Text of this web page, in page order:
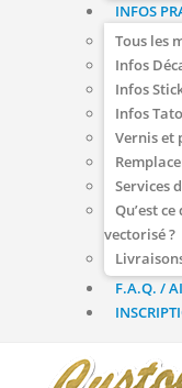
INFOS
Tous les
Infos
Infos
Infos
Vernis et
Services
Qu’est
vectorisé ?
F.A.Q. /